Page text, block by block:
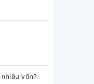
vốn?